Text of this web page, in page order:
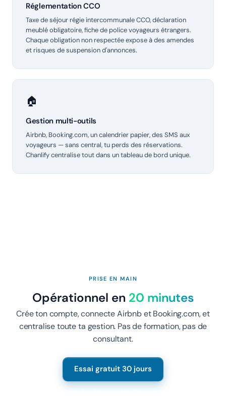
Réglementation CCO
Taxe de séjour régie intercommunale CCO, déclaration
meublé obligatoire, fiche de police voyageurs étrangers.
Chaque obligation non respectée expose à des amendes
et risques de suspension d'annonces.
🏠
Gestion multi-outils
Airbnb, Booking.com, un calendrier papier, des SMS aux
voyageurs — sans central, tu perds des réservations.
Chanlify centralise tout dans un tableau de bord unique.
PRISE EN MAIN
Opérationnel en 20 minutes
Crée ton compte, connecte Airbnb et Booking.com, et
centralise toute ta gestion. Pas de formation, pas de
consultant.
Essai gratuit 30 jours